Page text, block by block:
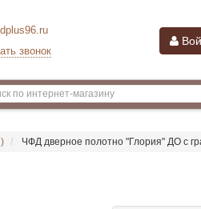
звонок
ЧФД дверное полотно "Глория" ДО с